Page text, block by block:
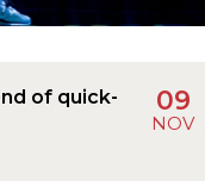
of quick-
09
NOV